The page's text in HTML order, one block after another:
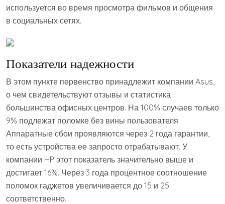
используется во время просмотра фильмов и общения
в социальных сетях.
Показатели надежности
В этом пункте первенство принадлежит компании Asus,
о чем свидетельствуют отзывы и статистика
большинства офисных центров. На 100% случаев только
9% подлежат поломке без вины пользователя.
Аппаратные сбои проявляются через 2 года гарантии,
то есть устройства ее запросто отрабатывают. У
компании HP этот показатель значительно выше и
достигает 16%. Через 3 года процентное соотношение
поломок гаджетов увеличивается до 15 и 25
соответственно.